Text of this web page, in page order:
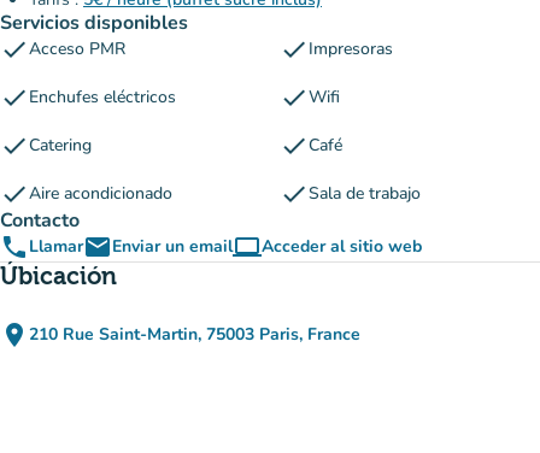
Servicios disponibles
checkAcceso PMR check Impresoras
check Enchufes eléctricos checkWifi
checkCatering checkCafé
checkAire acondicionado checkSala de trabajo
Contacto
phone LlamaremailEnviar un emailcomputerAcceder al sitio web
(nueva pestaña)
Úbicación
place 210 Rue Saint-Martin, 75003 Paris, France
(abrir en Google Maps)
(nueva pestaña)